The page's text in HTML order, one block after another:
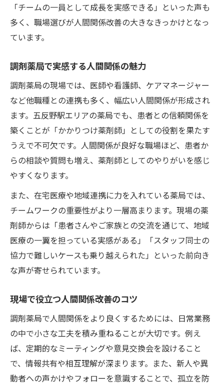
「チームの一員として成長を実感できる」といった声も
多く、職場選びが人間関係改善の大きなきっかけとなっ
ています。
調剤薬局で実感する人間関係の魅力
調剤薬局の現場では、医師や看護師、ケアマネージャー
など他職種との連携も多く、幅広い人間関係が形成され
ます。五反野駅エリアの薬局でも、患者との信頼関係を
築くことが「かかりつけ薬剤師」としての役割を果たす
うえで不可欠です。人間関係が良好な職場ほど、患者か
らの相談や質問も増え、薬剤師としてのやりがいを感じ
やすくなります。
また、在宅医療や地域連携に力を入れている薬局では、
チームワークの重要性がより一層高まります。現場の薬
剤師からは「患者さんやご家族との交流を通じて、地域
医療の一翼を担っている実感がある」「スタッフ同士の
協力で難しいケースも乗り越えられた」といった前向き
な声が寄せられています。
現場で役立つ人間関係改善のコツ
調剤薬局で人間関係をより良くするためには、日常業務
の中で小さな工夫を積み重ねることが大切です。例え
ば、定期的なミーティングや意見交換会を設けること
で、情報共有や相互理解が深まります。また、新人や異
動者への声かけやフォローを意識することで、孤立を防